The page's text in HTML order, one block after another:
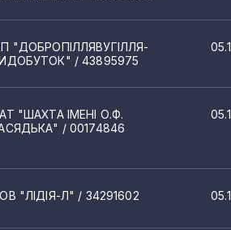
2
2
"ДОБРОПІЛЛЯВУГІЛЛЯ-
/ 43895975
"ШАХТА ІМЕНІ О.Ф.
/ 00174846
"ЛІДІЯ-Л" / 34291602
05.20 Добування бурого вугілля